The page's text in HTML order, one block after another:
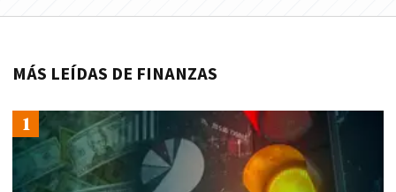
MÁS LEÍDAS DE FINANZAS